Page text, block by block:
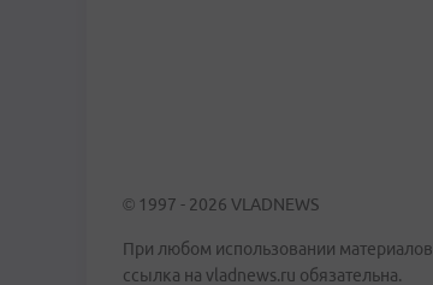
© 1997 - 2026 VLADNEWS
При любом использовании материалов
ссылка на vladnews.ru обязательна.